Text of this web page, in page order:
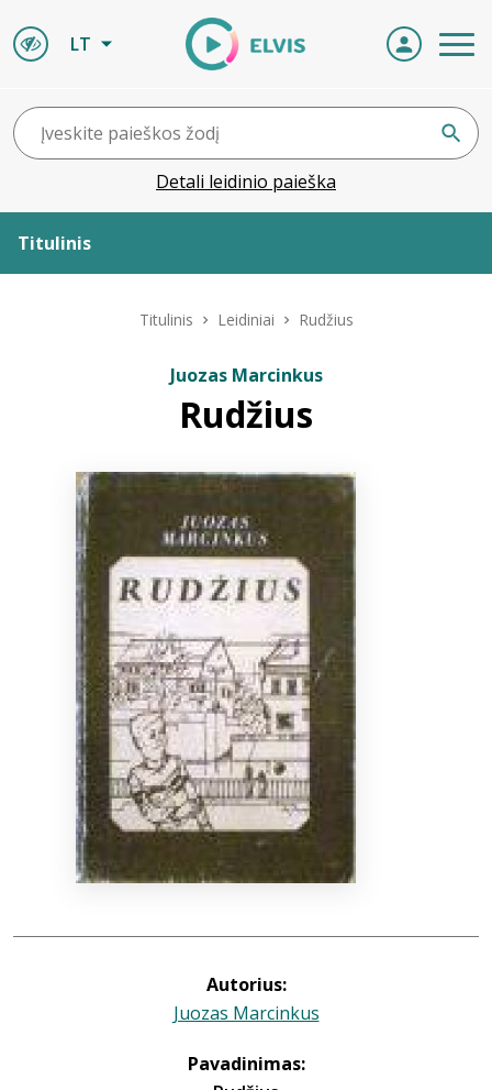
LT
Detali leidinio paieška
Titulinis
Naujienos
Bibliotekoms
info@elvislab.lt
Titulinis Leidiniai Rudžius
Juozas Marcinkus
Rudžius
Autorius:
Juozas Marcinkus
Pavadinimas: